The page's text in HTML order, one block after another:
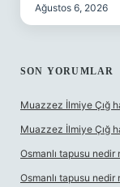
Ağustos 6, 2026
SON YORUMLAR
Muazzez İlmiye Çığ
Muazzez İlmiye Çığ
Osmanlı tapusu nedir
Osmanlı tapusu nedir